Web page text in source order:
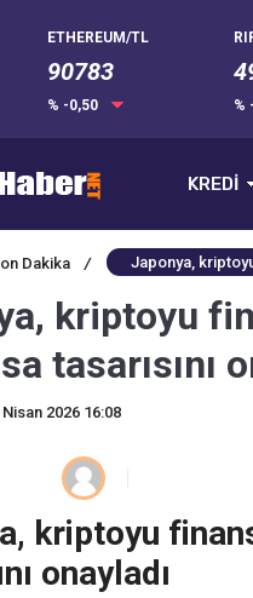
ETHEREUM/TL
90783
% -0,50 %
KREDİ
Dakika / Japonya,
kriptoyu
tasarısını
2026 16:08
kriptoyu
onayladı